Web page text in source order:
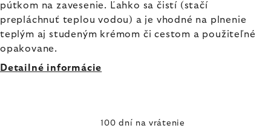
pútkom na zavesenie.
Ľahko sa čistí (stačí
prepláchnuť teplou vodou) a je vhodné na plnenie
teplým aj studeným krémom či cestom a použiteľné
opakovane.
Detailné informácie
100 dní na vrátenie